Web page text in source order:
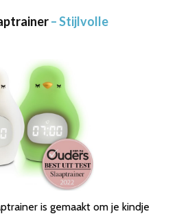
– Stijlvolle
is gemaakt om je kindje